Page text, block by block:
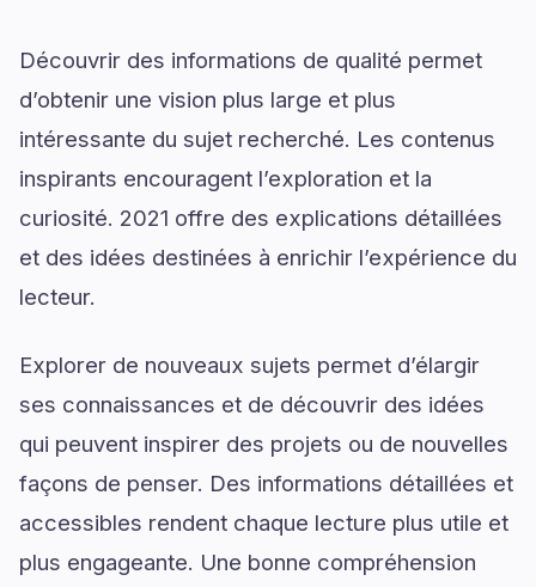
Découvrir des informations de qualité permet
d’obtenir une vision plus large et plus
intéressante du sujet recherché. Les contenus
inspirants encouragent l’exploration et la
curiosité. 2021 offre des explications détaillées
et des idées destinées à enrichir l’expérience du
lecteur.
Explorer de nouveaux sujets permet d’élargir
ses connaissances et de découvrir des idées
qui peuvent inspirer des projets ou de nouvelles
façons de penser. Des informations détaillées et
accessibles rendent chaque lecture plus utile et
plus engageante. Une bonne compréhension